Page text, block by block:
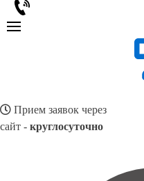
Прием заявок через
сайт - круглосуточно